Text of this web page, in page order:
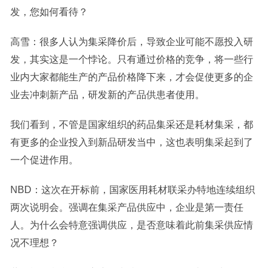
发，您如何看待？
高雪：很多人认为集采降价后，导致企业可能不愿投入研
发，其实这是一个悖论。只有通过价格的竞争，将一些行
业内大家都能生产的产品价格降下来，才会促使更多的企
业去冲刺新产品，研发新的产品供患者使用。
我们看到，不管是国家组织的药品集采还是耗材集采，都
有更多的企业投入到新品研发当中，这也表明集采起到了
一个促进作用。
NBD：这次在开标前，国家医用耗材联采办特地连续组织
两次说明会。强调在集采产品供应中，企业是第一责任
人。为什么会特意强调供应，是否意味着此前集采供应情
况不理想？